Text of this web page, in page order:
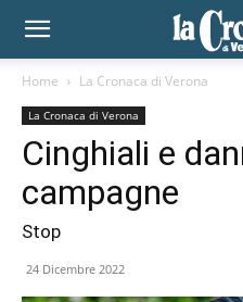
Home La Cronaca di Verona
La Cronaca di Verona
Cinghiali e
campagne
Stop
24 Dicembre 2022